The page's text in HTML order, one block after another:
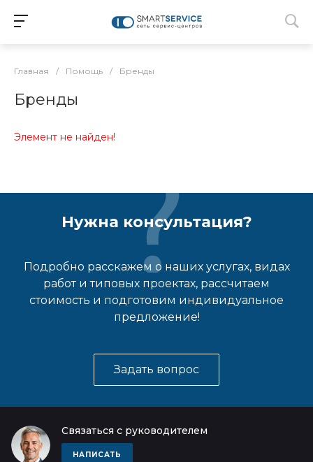
Главная / Помощь / Бренды
Бренды
Элемент не найден!
Нужна консультация?
Подробно расскажем о наших услугах, видах
работ и типовых проектах, рассчитаем
стоимость и подготовим индивидуальное
предложение!
Задать вопрос
Связаться с руководителем
НАПИСАТЬ